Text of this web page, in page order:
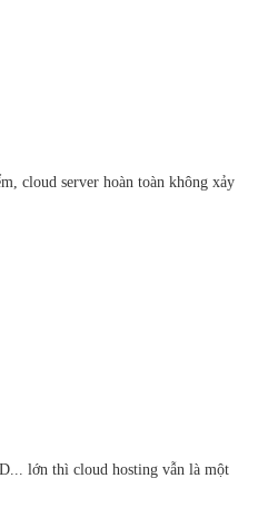
cloud server hoàn toàn không xảy
lớn thì cloud hosting vẫn là một